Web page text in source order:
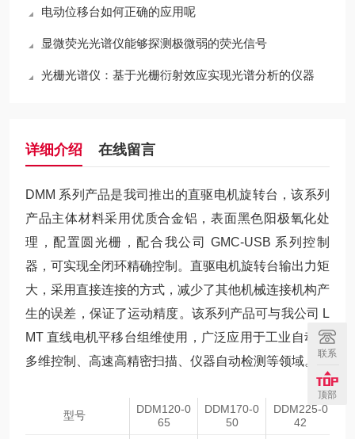
电动位移台如何正确的应用呢
显微荧光光谱仪能够探测极微弱的荧光信号
光栅光谱仪：基于光栅衍射效应实现光谱分析的仪器
详细介绍 在线留言
DMM 系列产品是我司推出的直驱电机旋转台，该系列
产品主体材料采用优质合金铝，表面黑色阳极氧化处
理，配置圆光栅，配合我公司 GMC-USB 系列控制
器，可实现全闭环精确控制。直驱电机旋转台输出力矩
大，采用直接连接的方式，减少了其他机械连接机构产
生的误差，保证了运动精度。该系列产品可与我公司 L
MT 直线电机平移台组维使用，广泛应用于工业自动化
多维控制、高速高精密扫描、仪器自动检测等领域。
型号
DDM120-0
65
DDM170-0
50
DDM225-0
42
联系
顶部